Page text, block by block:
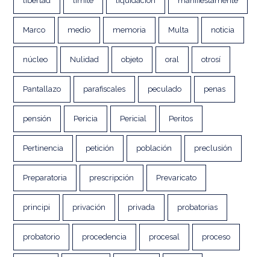
Marco medio memoria Multa noticia
núcleo Nulidad objeto oral otrosí
Pantallazo parafiscales peculado penas
pensión Pericia Pericial Peritos
Pertinencia petición población preclusión
Preparatoria prescripción Prevaricato
principi privación privada probatorias
probatorio procedencia procesal proceso